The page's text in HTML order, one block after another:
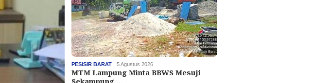
PESISIR BARAT 5 Agustus 2026
MTM Lampung Minta BBWS Mesuji
Sekampung …